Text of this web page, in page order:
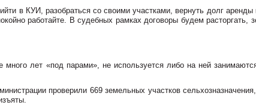
в КУИ, разобраться со своими участками, вернуть долг аренды
работайте. В судебных рамках договоры будем расторгать,
лет «под парами», не используется либо на ней
проверили 669 земельных участков